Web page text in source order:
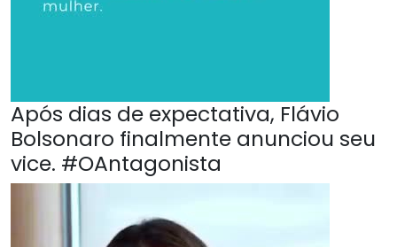
Após dias de expectativa, Flávio
Bolsonaro finalmente anunciou seu
vice. #OAntagonista